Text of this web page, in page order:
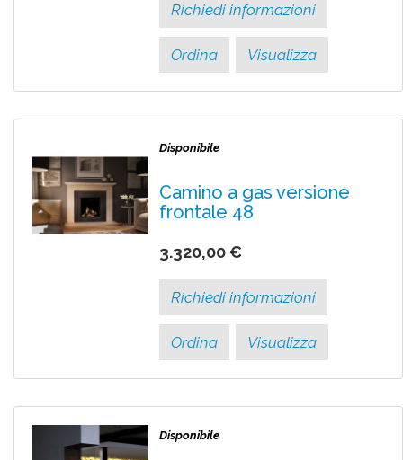
Richiedi informazioni
Ordina Visualizza
Disponibile
Camino a gas versione
frontale 48
3.320,00 €
Richiedi informazioni
Ordina Visualizza
Disponibile